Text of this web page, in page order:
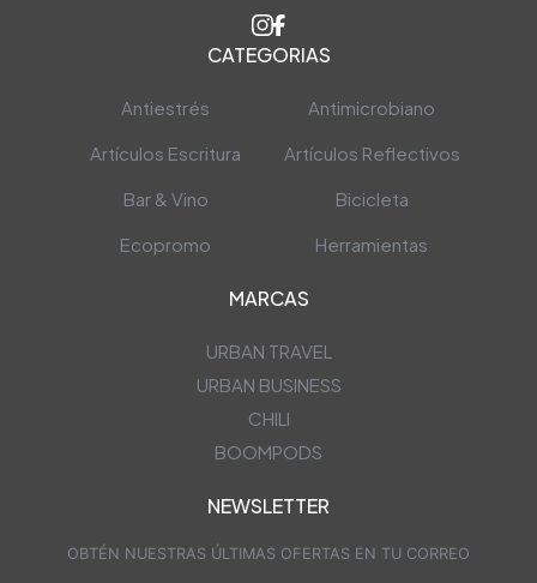
CATEGORIAS
Antiestrés
Antimicrobiano
Artículos Escritura
Artículos Reflectivos
Bar & Vino
Bicicleta
Ecopromo
Herramientas
MARCAS
URBAN TRAVEL
URBAN BUSINESS
CHILI
BOOMPODS
NEWSLETTER
OBTÉN NUESTRAS ÚLTIMAS OFERTAS EN TU CORREO